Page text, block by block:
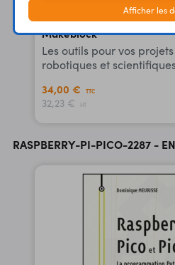
Makeblock
Les outils pour vos
robotiques et
34,00 €
TTC
32,23 € HT
RASPBERRY-PI-PICO-2287 -
Afficher les